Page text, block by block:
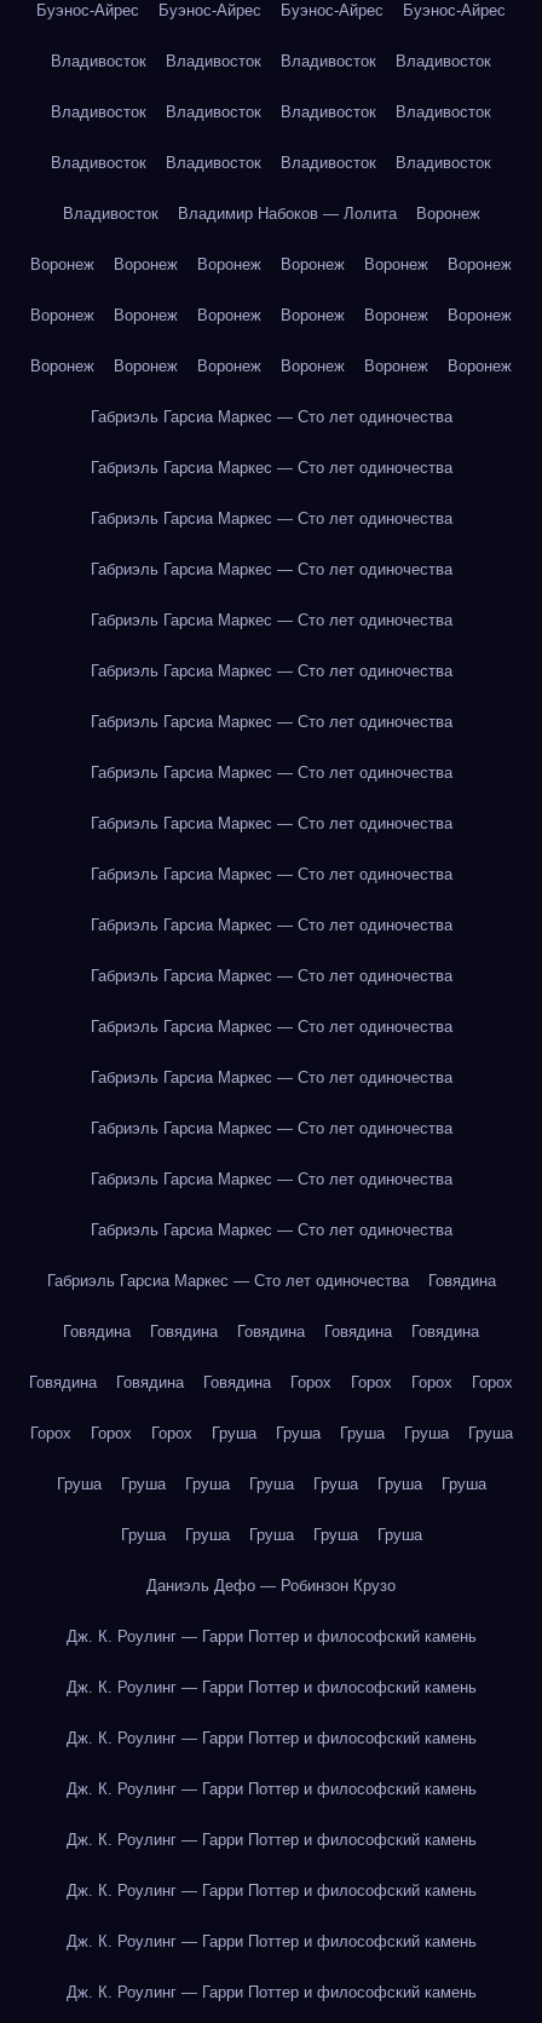
Буэнос-Айрес Буэнос-Айрес Буэнос-Айрес Буэнос-Айрес
Владивосток Владивосток Владивосток Владивосток
Владивосток Владивосток Владивосток Владивосток
Владивосток Владивосток Владивосток Владивосток
Владивосток Владимир Набоков — Лолита Воронеж
Воронеж Воронеж Воронеж Воронеж Воронеж Воронеж
Воронеж Воронеж Воронеж Воронеж Воронеж Воронеж
Воронеж Воронеж Воронеж Воронеж Воронеж Воронеж
Габриэль Гарсиа Маркес — Сто лет одиночества
Габриэль Гарсиа Маркес — Сто лет одиночества
Габриэль Гарсиа Маркес — Сто лет одиночества
Габриэль Гарсиа Маркес — Сто лет одиночества
Габриэль Гарсиа Маркес — Сто лет одиночества
Габриэль Гарсиа Маркес — Сто лет одиночества
Габриэль Гарсиа Маркес — Сто лет одиночества
Габриэль Гарсиа Маркес — Сто лет одиночества
Габриэль Гарсиа Маркес — Сто лет одиночества
Габриэль Гарсиа Маркес — Сто лет одиночества
Габриэль Гарсиа Маркес — Сто лет одиночества
Габриэль Гарсиа Маркес — Сто лет одиночества
Габриэль Гарсиа Маркес — Сто лет одиночества
Габриэль Гарсиа Маркес — Сто лет одиночества
Габриэль Гарсиа Маркес — Сто лет одиночества
Габриэль Гарсиа Маркес — Сто лет одиночества
Габриэль Гарсиа Маркес — Сто лет одиночества
Габриэль Гарсиа Маркес — Сто лет одиночества Говядина
Говядина Говядина Говядина Говядина Говядина
Говядина Говядина Говядина Горох Горох Горох Горох
Горох Горох Горох Груша Груша Груша Груша Груша
Груша Груша Груша Груша Груша Груша Груша
Груша Груша Груша Груша Груша
Даниэль Дефо — Робинзон Крузо
Дж. К. Роулинг — Гарри Поттер и философский камень
Дж. К. Роулинг — Гарри Поттер и философский камень
Дж. К. Роулинг — Гарри Поттер и философский камень
Дж. К. Роулинг — Гарри Поттер и философский камень
Дж. К. Роулинг — Гарри Поттер и философский камень
Дж. К. Роулинг — Гарри Поттер и философский камень
Дж. К. Роулинг — Гарри Поттер и философский камень
Дж. К. Роулинг — Гарри Поттер и философский камень